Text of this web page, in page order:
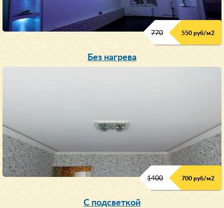
770 550 руб/м2
Без нагрева
1400 700 руб/м2
С подсветкой